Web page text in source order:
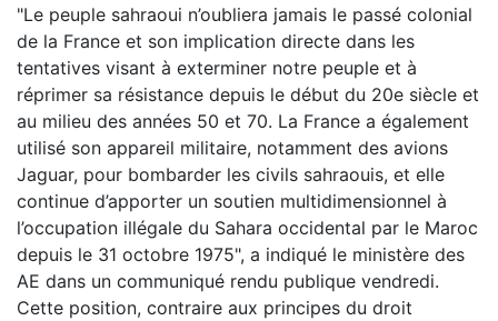
"Le peuple sahraoui n’oubliera jamais le passé colonial
de la France et son implication directe dans les
tentatives visant à exterminer notre peuple et à
réprimer sa résistance depuis le début du 20e siècle et
au milieu des années 50 et 70. La France a également
utilisé son appareil militaire, notamment des avions
Jaguar, pour bombarder les civils sahraouis, et elle
continue d’apporter un soutien multidimensionnel à
l’occupation illégale du Sahara occidental par le Maroc
depuis le 31 octobre 1975", a indiqué le ministère des
AE dans un communiqué rendu publique vendredi.
Cette position, contraire aux principes du droit